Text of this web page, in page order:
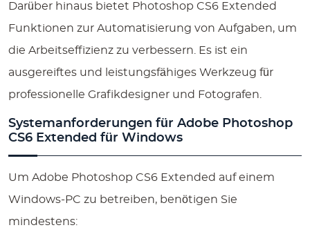
Darüber hinaus bietet Photoshop CS6 Extended
Funktionen zur Automatisierung von Aufgaben, um
die Arbeitseffizienz zu verbessern. Es ist ein
ausgereiftes und leistungsfähiges Werkzeug für
professionelle Grafikdesigner und Fotografen.
Systemanforderungen für Adobe Photoshop
CS6 Extended für Windows
Um Adobe Photoshop CS6 Extended auf einem
Windows-PC zu betreiben, benötigen Sie
mindestens: